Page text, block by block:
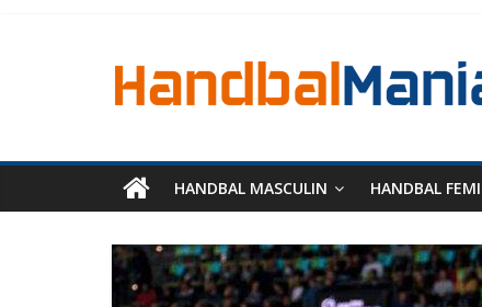
HANDBAL MASCULIN HANDBAL